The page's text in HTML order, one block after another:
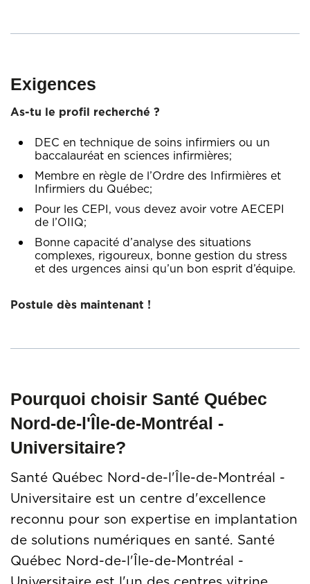
Exigences
As-tu le profil recherché ?
DEC en technique de soins infirmiers ou un
baccalauréat en sciences infirmières;
Membre en règle de l’Ordre des Infirmières et
Infirmiers du Québec;
Pour les CEPI, vous devez avoir votre AECEPI
de l’OIIQ;
Bonne capacité d’analyse des situations
complexes, rigoureux, bonne gestion du stress
et des urgences ainsi qu’un bon esprit d’équipe.
Postule dès maintenant !
Pourquoi choisir Santé Québec
Nord-de-l'Île-de-Montréal -
Universitaire?
Santé Québec Nord-de-l'Île-de-Montréal -
Universitaire est un centre d'excellence
reconnu pour son expertise en implantation
de solutions numériques en santé. Santé
Québec Nord-de-l'Île-de-Montréal -